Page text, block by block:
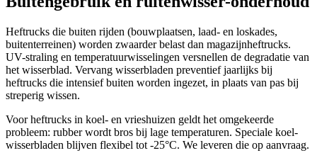
Heftrucks die buiten rijden (bouwplaatsen, laad- en loskades,
buitenterreinen) worden zwaarder belast dan magazijnheftrucks.
UV-straling en temperatuurwisselingen versnellen de degradatie van
het wisserblad. Vervang wisserbladen preventief jaarlijks bij
heftrucks die intensief buiten worden ingezet, in plaats van pas bij
streperig wissen.
Voor heftrucks in koel- en vrieshuizen geldt het omgekeerde
probleem: rubber wordt bros bij lage temperaturen. Speciale koel-
wisserbladen blijven flexibel tot -25°C. We leveren die op aanvraag.